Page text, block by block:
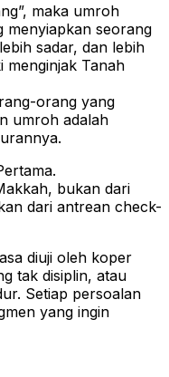
maka umroh
menyiapkan seorang
sadar, dan lebih
menginjak Tanah
orang yang
umroh adalah
bukan dari
dari antrean check-
diuji oleh koper
tak disiplin, atau
Setiap persoalan
yang ingin